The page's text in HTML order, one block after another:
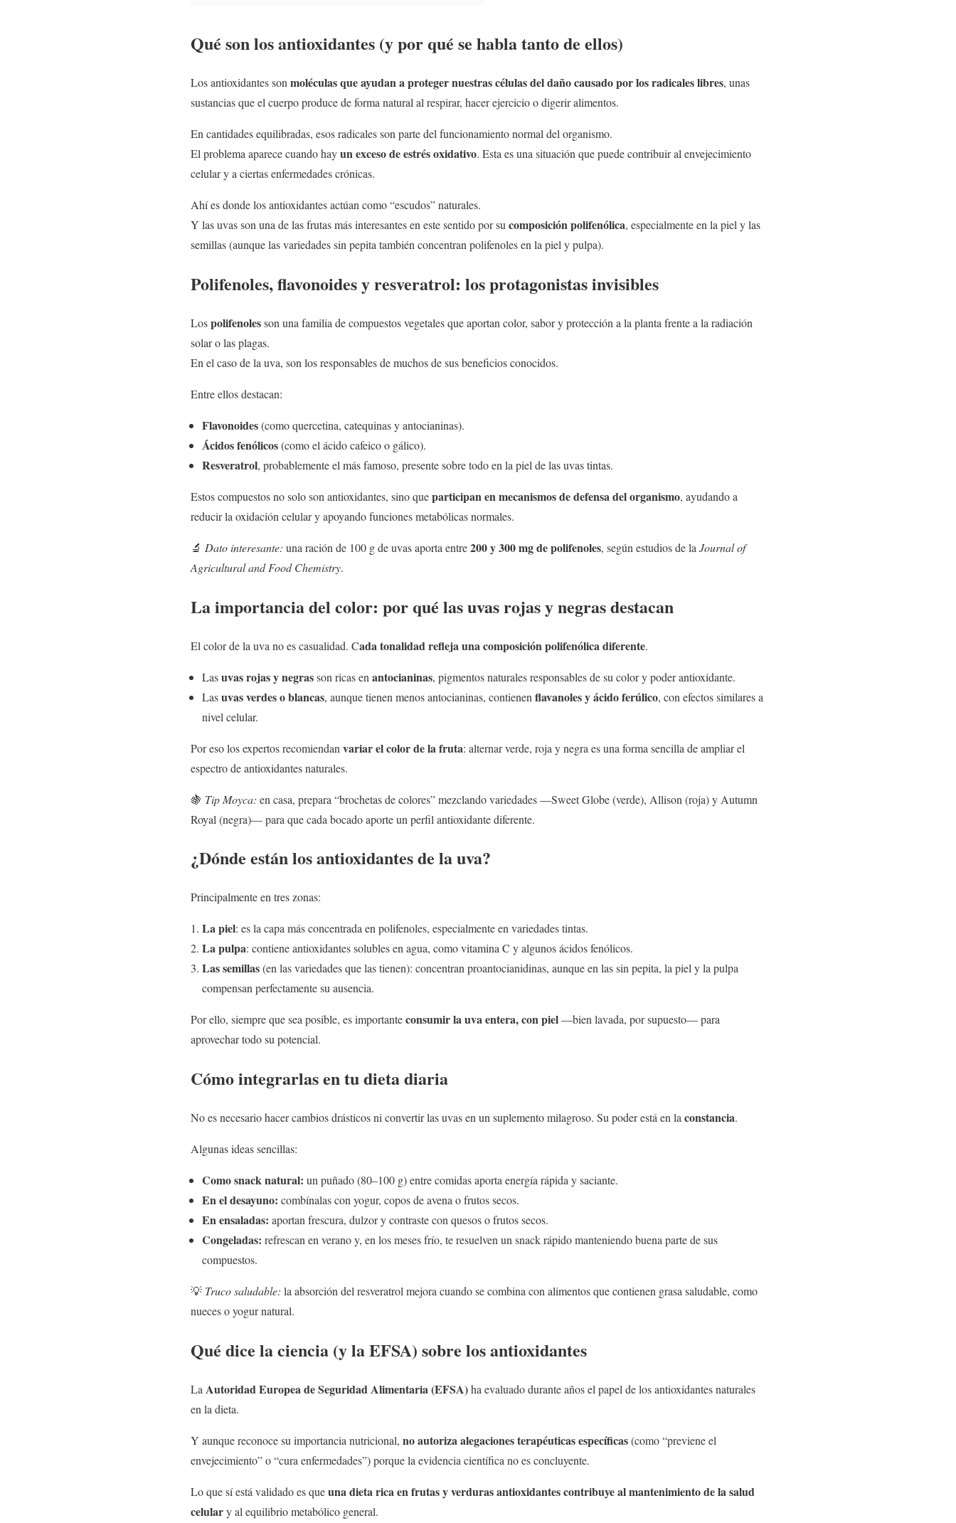
Qué son los antioxidantes (y por qué se habla tanto de ellos)
Los antioxidantes son moléculas que ayudan a proteger nuestras células del daño causado por los radicales libres, unas
sustancias que el cuerpo produce de forma natural al respirar, hacer ejercicio o digerir alimentos.
En cantidades equilibradas, esos radicales son parte del funcionamiento normal del organismo.
El problema aparece cuando hayun exceso de estrés oxidativo. Esta es una situación que puede contribuir al envejecimiento
celular y a ciertas enfermedades crónicas.
Ahí es donde los antioxidantes actúan como “escudos” naturales.
Y las uvas son una de las frutas más interesantes en este sentido por su composición polifenólica, especialmente en la piel y las
semillas (aunque las variedades sin pepita también concentran polifenoles en la piel y pulpa).
Polifenoles, flavonoides y resveratrol: los protagonistas invisibles
Lospolifenolesson una familia de compuestos vegetales que aportan color, sabor y protección a la planta frente a la radiación
solar o las plagas.
En el caso de la uva, son los responsables de muchos de sus beneficios conocidos.
Entre ellos destacan:
Flavonoides(como quercetina, catequinas y antocianinas).
Ácidos fenólicos(como el ácido cafeico o gálico).
Resveratrol, probablemente el más famoso, presente sobre todo en la piel de las uvas tintas.
Estos compuestos no solo son antioxidantes, sino queparticipan en mecanismos de defensa del organismo, ayudando a
reducir la oxidación celular y apoyando funciones metabólicas normales.
🔬 Dato interesante: una ración de 100 g de uvas aporta entre200 y 300 mg de polifenoles, según estudios de la Journal of
Agricultural and Food Chemistry.
La importancia del color: por qué las uvas rojas y negras destacan
El color de la uva no es casualidad. Cada tonalidad refleja una composición polifenólica diferente.
Lasuvas rojas y negrasson ricas en antocianinas, pigmentos naturales responsables de su color y poder antioxidante.
Lasuvas verdes o blancas, aunque tienen menos antocianinas, contienen flavanoles y ácido ferúlico, con efectos similares a
nivel celular.
Por eso los expertos recomiendan variar el color de la fruta: alternar verde, roja y negra es una forma sencilla de ampliar el
espectro de antioxidantes naturales.
🍇 Tip Moyca: en casa, prepara “brochetas de colores” mezclando variedades —Sweet Globe (verde), Allison (roja) y Autumn
Royal (negra)— para que cada bocado aporte un perfil antioxidante diferente.
¿Dónde están los antioxidantes de la uva?
Principalmente en tres zonas:
La piel: es la capa más concentrada en polifenoles, especialmente en variedades tintas.
La pulpa: contiene antioxidantes solubles en agua, como vitamina C y algunos ácidos fenólicos.
Las semillas(en las variedades que las tienen): concentran proantocianidinas, aunque en las sin pepita, la piel y la pulpa
compensan perfectamente su ausencia.
Por ello, siempre que sea posible, es importanteconsumir la uva entera, con piel—bien lavada, por supuesto— para
aprovechar todo su potencial.
Cómo integrarlas en tu dieta diaria
No es necesario hacer cambios drásticos ni convertir las uvas en un suplemento milagroso. Su poder está en la constancia.
Algunas ideas sencillas:
Como snack natural: un puñado (80–100 g) entre comidas aporta energía rápida y saciante.
En el desayuno: combínalas con yogur, copos de avena o frutos secos.
En ensaladas: aportan frescura, dulzor y contraste con quesos o frutos secos.
Congeladas: refrescan en verano y, en los meses frío, te resuelven un snack rápido manteniendo buena parte de sus
compuestos.
💡 Truco saludable: la absorción del resveratrol mejora cuando se combina con alimentos que contienen grasa saludable, como
nueces o yogur natural.
Qué dice la ciencia (y la EFSA) sobre los antioxidantes
La Autoridad Europea de Seguridad Alimentaria (EFSA)ha evaluado durante años el papel de los antioxidantes naturales
en la dieta.
Y aunque reconoce su importancia nutricional, no autoriza alegaciones terapéuticas específicas(como “previene el
envejecimiento” o “cura enfermedades”) porque la evidencia científica no es concluyente.
Lo que sí está validado es queuna dieta rica en frutas y verduras antioxidantes contribuye al mantenimiento de la salud
celulary al equilibrio metabólico general.